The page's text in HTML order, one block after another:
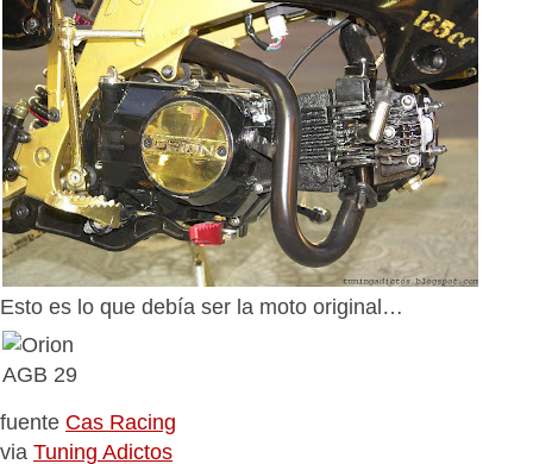
Esto es lo que debía ser la moto original…
fuente Cas Racing
via Tuning Adictos